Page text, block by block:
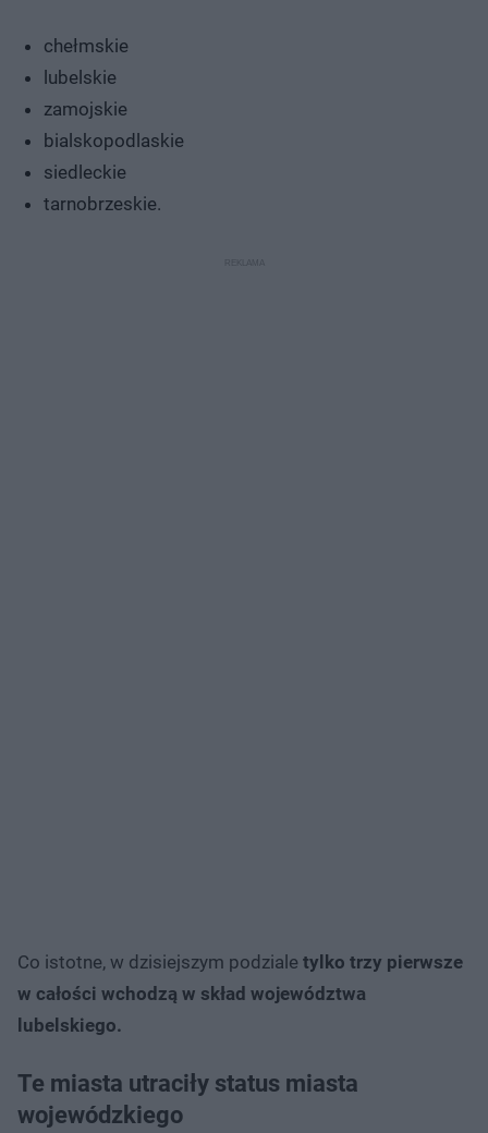
chełmskie
lubelskie
zamojskie
bialskopodlaskie
siedleckie
tarnobrzeskie.
Co istotne, w dzisiejszym podziale tylko trzy pierwsze
w całości wchodzą w skład województwa
lubelskiego.
Te miasta utraciły status miasta
wojewódzkiego